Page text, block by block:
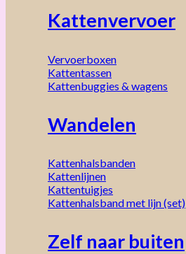
Kattenvervoer
Vervoerboxen
Kattentassen
Kattenbuggies & wagens
Wandelen
Kattenhalsbanden
Kattenlijnen
Kattentuigjes
Kattenhalsband met lijn (set)
Zelf naar buiten